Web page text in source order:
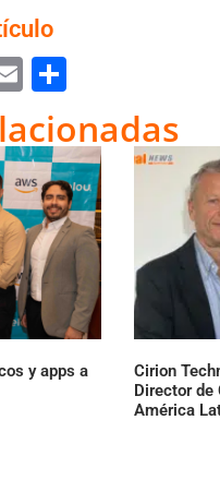
Link
Email
y apps a
Cirion
Director de
América